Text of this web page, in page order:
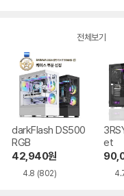
전체보기
darkFlash DS500
RGB
42,940원
4.8 (802)
et